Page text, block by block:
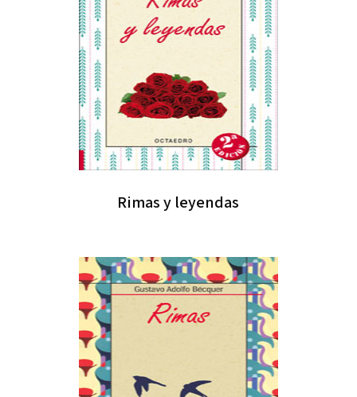
Rimas y leyendas